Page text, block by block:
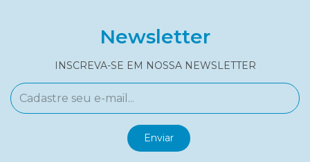
Newsletter
INSCREVA-SE EM NOSSA NEWSLETTER